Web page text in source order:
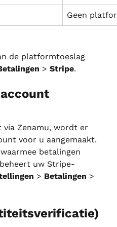
Geen
de platformtoeslag
> Stripe.
via Zenamu, wordt er
voor u aangemaakt.
betalingen
uw Stripe-
> Betalingen >